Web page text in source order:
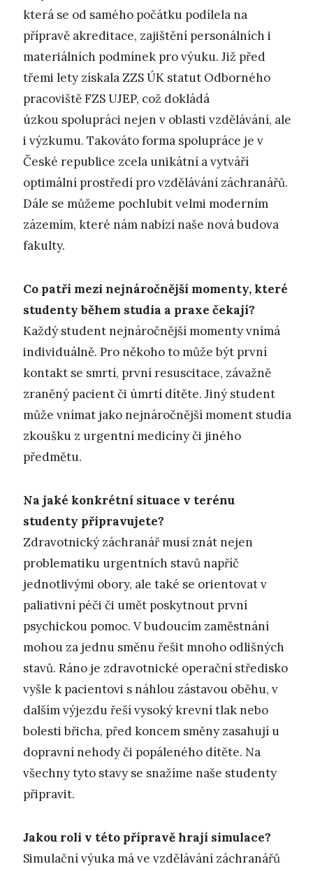
která se od samého počátku podílela na
přípravě akreditace, zajištění personálních i
materiálních podmínek pro výuku. Již před
třemi lety získala ZZS ÚK statut Odborného
pracoviště FZS UJEP, což dokládá
úzkou spolupráci nejen v oblasti vzdělávání, ale
i výzkumu. Takováto forma spolupráce je v
České republice zcela unikátní a vytváří
optimální prostředí pro vzdělávání záchranářů.
Dále se můžeme pochlubit velmi moderním
zázemím, které nám nabízí naše nová budova
fakulty.
Co patří mezi nejnáročnější momenty, které
studenty během studia a praxe čekají?
Každý student nejnáročnější momenty vnímá
individuálně. Pro někoho to může být první
kontakt se smrtí, první resuscitace, závažně
zraněný pacient či úmrtí dítěte. Jiný student
může vnímat jako nejnáročnější moment studia
zkoušku z urgentní medicíny či jiného
předmětu.
Na jaké konkrétní situace v terénu
studenty připravujete?
Zdravotnický záchranář musí znát nejen
problematiku urgentních stavů napříč
jednotlivými obory, ale také se orientovat v
paliativní péči či umět poskytnout první
psychickou pomoc. V budoucím zaměstnání
mohou za jednu směnu řešit mnoho odlišných
stavů. Ráno je zdravotnické operační středisko
vyšle k pacientovi s náhlou zástavou oběhu, v
dalším výjezdu řeší vysoký krevní tlak nebo
bolesti břicha, před koncem směny zasahují u
dopravní nehody či popáleného dítěte. Na
všechny tyto stavy se snažíme naše studenty
připravit.
Jakou roli v této přípravě hrají simulace?
Simulační výuka má ve vzdělávání záchranářů